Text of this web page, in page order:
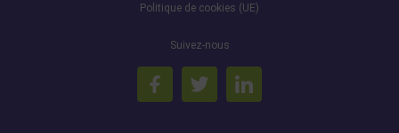
Politique de cookies (UE)
Suivez-nous